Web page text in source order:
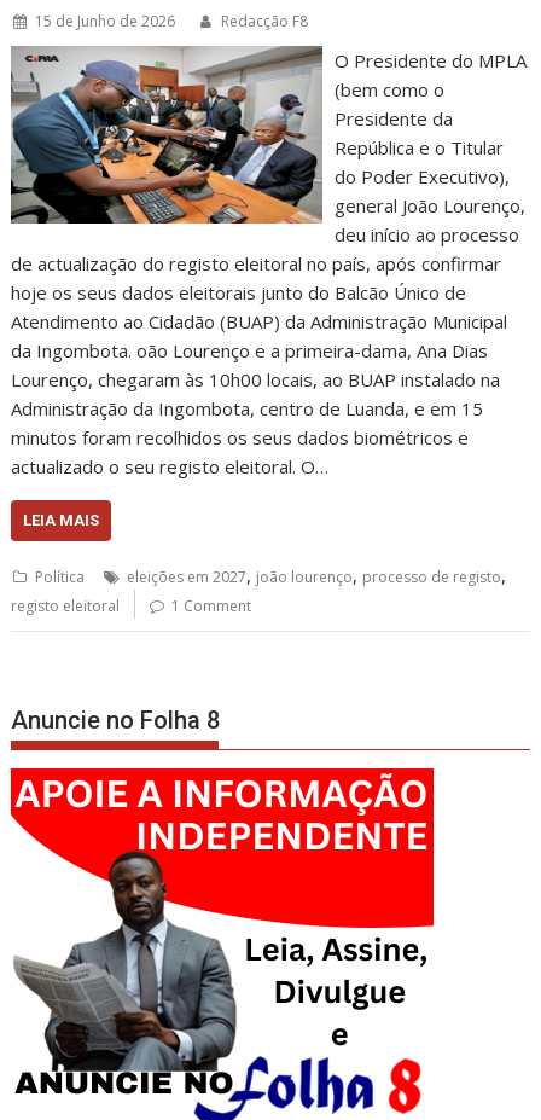
15 de Junho de 2026 Redacção F8
O Presidente do MPLA
(bem como o
Presidente da
República e o Titular
do Poder Executivo),
general João Lourenço,
deu início ao processo
de actualização do registo eleitoral no país, após confirmar
hoje os seus dados eleitorais junto do Balcão Único de
Atendimento ao Cidadão (BUAP) da Administração Municipal
da Ingombota. oão Lourenço e a primeira-dama, Ana Dias
Lourenço, chegaram às 10h00 locais, ao BUAP instalado na
Administração da Ingombota, centro de Luanda, e em 15
minutos foram recolhidos os seus dados biométricos e
actualizado o seu registo eleitoral. O…
LEIA MAIS
Política eleições em 2027, joão lourenço, processo de registo,
registo eleitoral 1 Comment
Anuncie no Folha 8